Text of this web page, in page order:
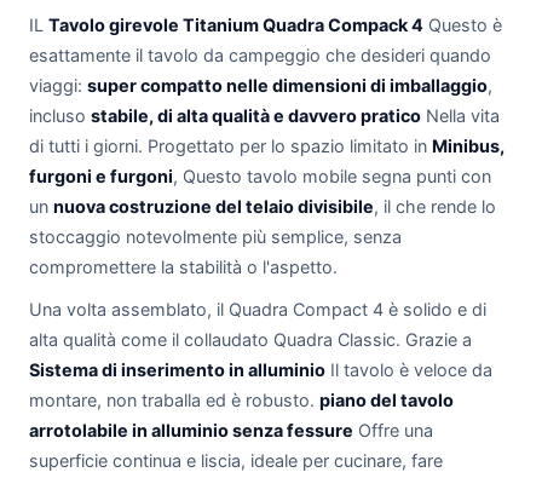
IL Tavolo girevole Titanium Quadra Compack 4 Questo è
esattamente il tavolo da campeggio che desideri quando
viaggi: super compatto nelle dimensioni di imballaggio,
incluso stabile, di alta qualità e davvero pratico Nella vita
di tutti i giorni. Progettato per lo spazio limitato in Minibus,
furgoni e furgoni, Questo tavolo mobile segna punti con
un nuova costruzione del telaio divisibile, il che rende lo
stoccaggio notevolmente più semplice, senza
compromettere la stabilità o l'aspetto.
Una volta assemblato, il Quadra Compact 4 è solido e di
alta qualità come il collaudato Quadra Classic. Grazie a
Sistema di inserimento in alluminio Il tavolo è veloce da
montare, non traballa ed è robusto. piano del tavolo
arrotolabile in alluminio senza fessure Offre una
superficie continua e liscia, ideale per cucinare, fare